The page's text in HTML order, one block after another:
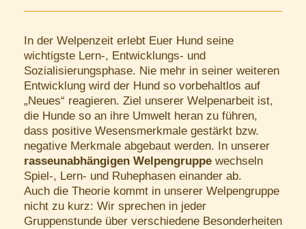
In der Welpenzeit erlebt Euer Hund seine
wichtigste Lern-, Entwicklungs- und
Sozialisierungsphase. Nie mehr in seiner weiteren
Entwicklung wird der Hund so vorbehaltlos auf
„Neues“ reagieren. Ziel unserer Welpenarbeit ist,
die Hunde so an ihre Umwelt heran zu führen,
dass positive Wesensmerkmale gestärkt bzw.
negative Merkmale abgebaut werden. In unserer
rasseunabhängigen Welpengruppe wechseln
Spiel-, Lern- und Ruhephasen einander ab.
Auch die Theorie kommt in unserer Welpengruppe
nicht zu kurz: Wir sprechen in jeder
Gruppenstunde über verschiedene Besonderheiten